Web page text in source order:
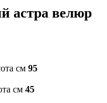
астра велюр
см 95
см 45